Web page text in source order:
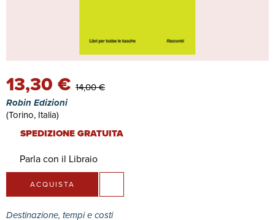
13,30 € 14,00 €
Robin Edizioni
(Torino, Italia)
SPEDIZIONE GRATUITA
Parla con il Libraio
ACQUISTA
Destinazione, tempi e costi